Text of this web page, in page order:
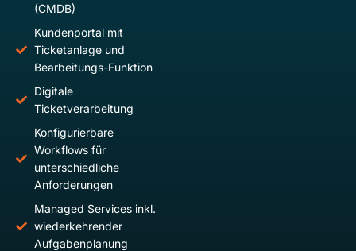
(CMDB)
Kundenportal mit
Ticketanlage und
Bearbeitungs-Funktion
Digitale
Ticketverarbeitung
Konfigurierbare
Workflows für
unterschiedliche
Anforderungen
Managed Services inkl.
wiederkehrender
Aufgabenplanung